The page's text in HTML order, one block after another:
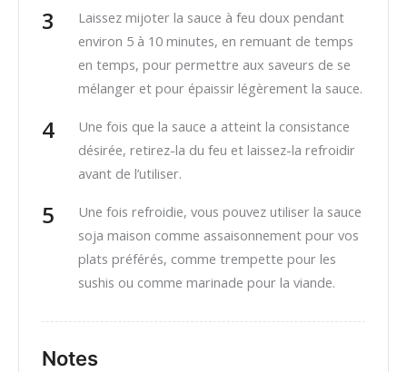
Laissez mijoter la sauce à feu doux pendant
environ 5 à 10 minutes, en remuant de temps
en temps, pour permettre aux saveurs de se
mélanger et pour épaissir légèrement la sauce.
Une fois que la sauce a atteint la consistance
désirée, retirez-la du feu et laissez-la refroidir
avant de l’utiliser.
Une fois refroidie, vous pouvez utiliser la sauce
soja maison comme assaisonnement pour vos
plats préférés, comme trempette pour les
sushis ou comme marinade pour la viande.
Notes